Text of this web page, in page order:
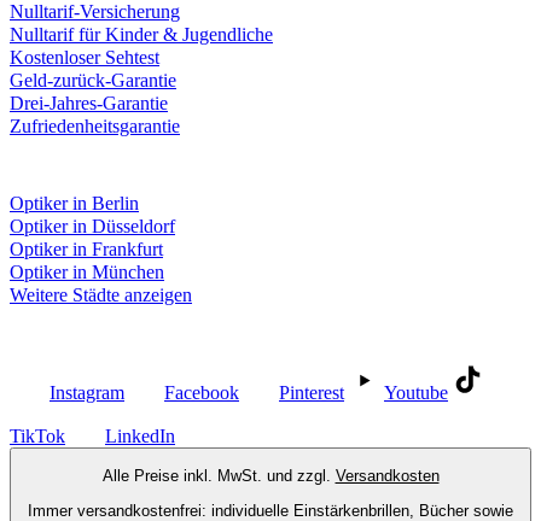
Nulltarif-Versicherung
Nulltarif für Kinder & Jugendliche
Kostenloser Sehtest
Geld-zurück-Garantie
Drei-Jahres-Garantie
Zufriedenheitsgarantie
Optiker in Berlin
Optiker in Düsseldorf
Optiker in Frankfurt
Optiker in München
Weitere Städte anzeigen
Instagram Facebook Pinterest Youtube
TikTok LinkedIn
Alle Preise inkl. MwSt. und zzgl. Versandkosten
Immer versandkostenfrei: individuelle Einstärkenbrillen, Bücher sowie